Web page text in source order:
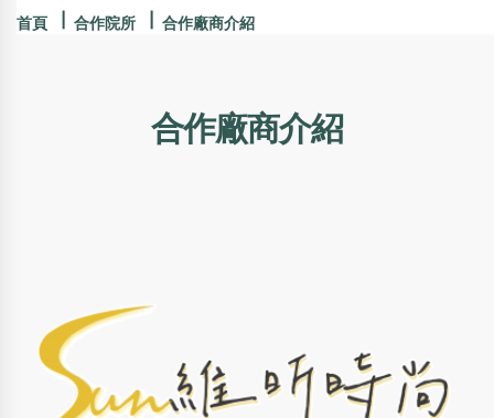
首頁 合作院所 合作廠商介紹
合作廠商介紹